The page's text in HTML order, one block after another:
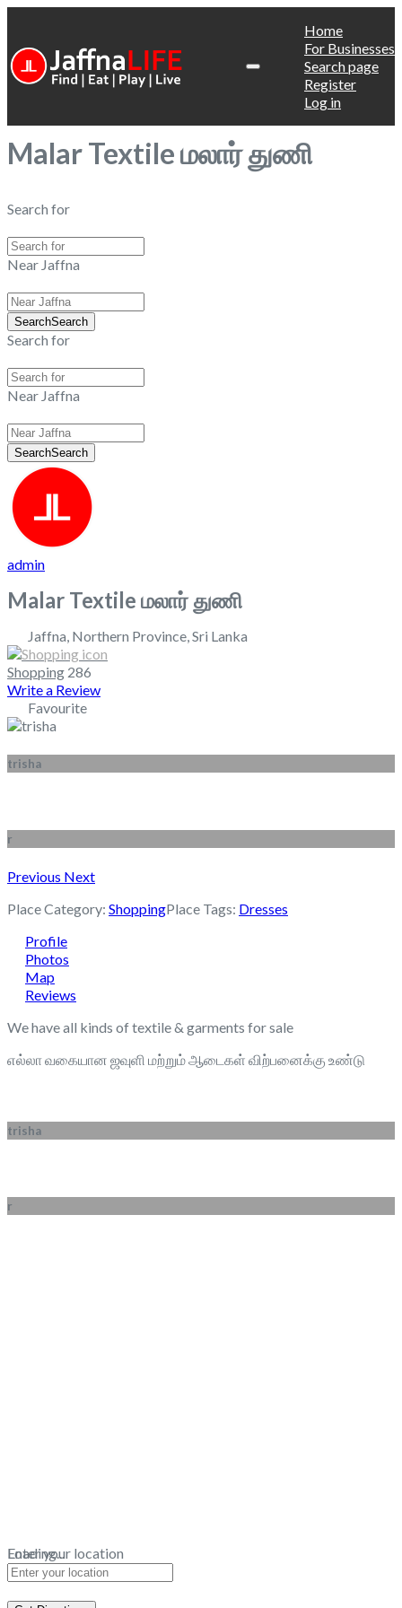
Home
For Businesses
Search page
Register
Log in
Malar Textile மலார் துணி
Search for
Near Jaffna
SearchSearch
Search for
Near Jaffna
SearchSearch
admin
Malar Textile மலார் துணி
Jaffna Northern Province Sri Lanka
Shopping 286
Write a Review
Favourite
trisha
r
Previous Next
Place Category: ShoppingPlace Tags: Dresses
Profile
Photos
Map
Reviews
We have all kinds of textile & garments for sale
எல்லா வகையான ஜவுளி மற்றும் ஆடைகள் விற்பனைக்கு உண்டு
trisha
r
Loading...
Enter your location